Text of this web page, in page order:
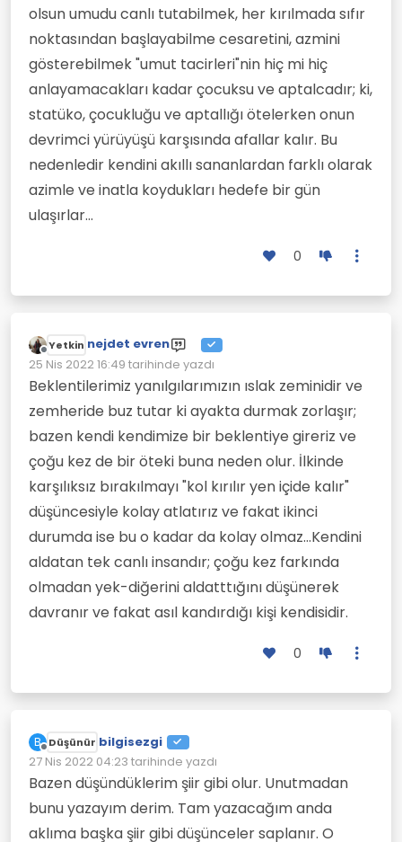
olsun umudu canlı tutabilmek, her kırılmada sıfır
noktasından başlayabilme cesaretini, azmini
gösterebilmek "umut tacirleri"nin hiç mi hiç
anlayamacakları kadar çocuksu ve aptalcadır; ki,
statüko, çocukluğu ve aptallığı ötelerken onun
devrimci yürüyüşü karşısında afallar kalır. Bu
nedenledir kendini akıllı sananlardan farklı olarak
azimle ve inatla koydukları hedefe bir gün
ulaşırlar...
0
Çevrimdışı
Yetkin nejdet evren
25 Nis 2022 16:49 tarihinde yazdı
Son düzenleyen:
Beklentilerimiz yanılgılarımızın ıslak zeminidir ve
zemheride buz tutar ki ayakta durmak zorlaşır;
bazen kendi kendimize bir beklentiye gireriz ve
çoğu kez de bir öteki buna neden olur. İlkinde
karşılıksız bırakılmayı "kol kırılır yen içide kalır"
düşüncesiyle kolay atlatırız ve fakat ikinci
durumda ise bu o kadar da kolay olmaz...Kendini
aldatan tek canlı insandır; çoğu kez farkında
olmadan yek-diğerini aldatttığını düşünerek
davranır ve fakat asıl kandırdığı kişi kendisidir.
0
B
Çevrimdışı
Düşünür bilgisezgi
27 Nis 2022 04:23 tarihinde yazdı
Son düzenleyen:
Bazen düşündüklerim şiir gibi olur. Unutmadan
bunu yazayım derim. Tam yazacağım anda
aklıma başka şiir gibi düşünceler saplanır. O